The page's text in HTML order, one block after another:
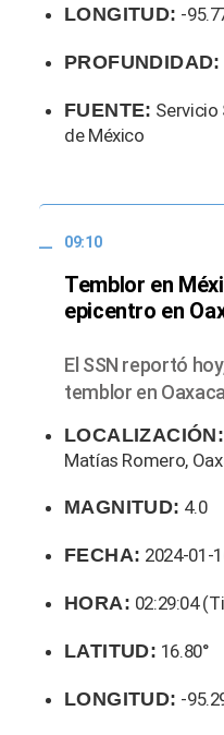
LONGITUD: -
PROFUNDIDAD:
FUENTE: Servicio
de México
09:10
Temblor en
epicentro en
El SSN reportó
temblor en
LOCALIZACIÓN:
Matías Romero,
MAGNITUD: 4.0
FECHA: 2024-01-
HORA: 02:29:04
LATITUD: 16.80°
LONGITUD: -